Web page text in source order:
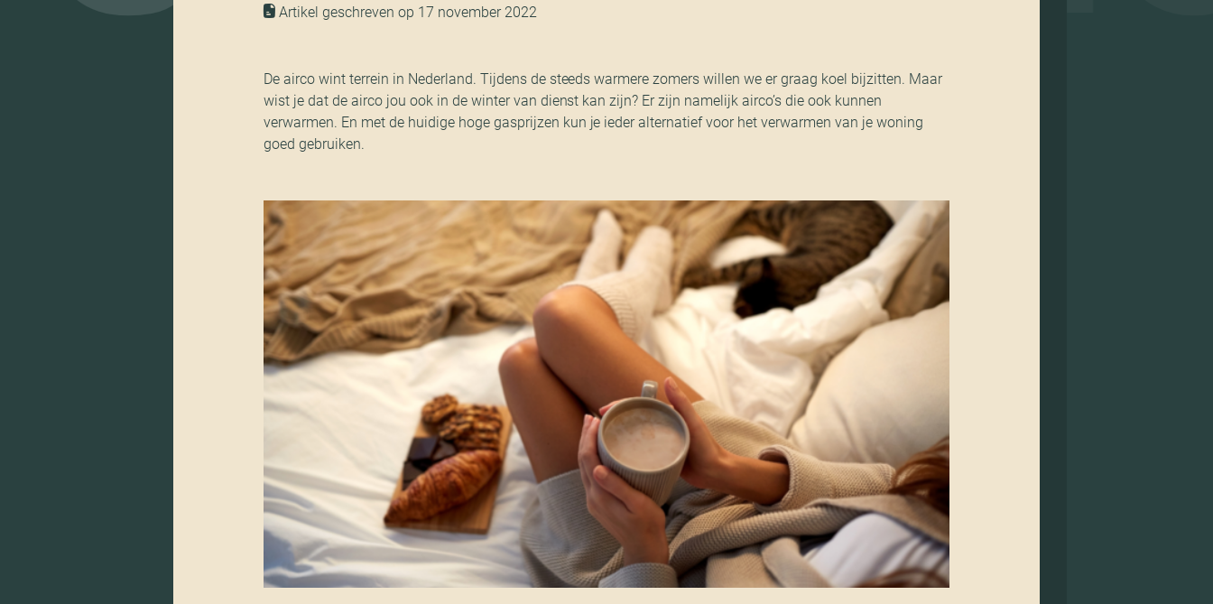
Artikel geschreven op 17 november 2022
De airco wint terrein in Nederland. Tijdens de steeds warmere zomers willen we er graag koel bijzitten. Maar
wist je dat de airco jou ook in de winter van dienst kan zijn? Er zijn namelijk airco’s die ook kunnen
verwarmen. En met de huidige hoge gasprijzen kun je ieder alternatief voor het verwarmen van je woning
goed gebruiken.